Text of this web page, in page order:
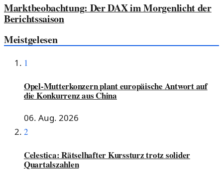
Marktbeobachtung: Der DAX im Morgenlicht der
Berichtssaison
Meistgelesen
1
Opel-Mutterkonzern plant europäische Antwort auf
die Konkurrenz aus China
06. Aug. 2026
2
Celestica: Rätselhafter Kurssturz trotz solider
Quartalszahlen